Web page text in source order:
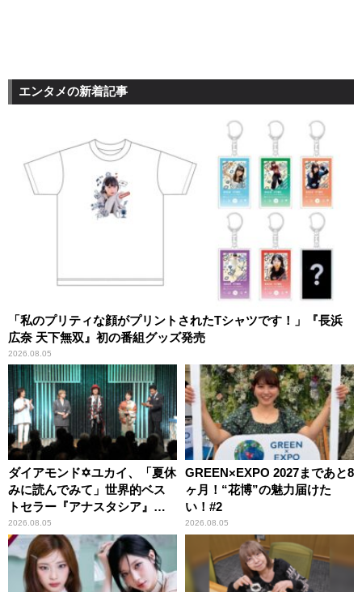
エンタメの新着記事
「私のプリティな顔がプリントされたTシャツです！」『長浜
広奈 天下無双』初の番組グッズ発売
2026.08.05
ダイアモンド✡ユカイ、「夏休
みに読んでみて」世界的ベス
トセラー『アナスタシア』を
紹介
2026.08.05
GREEN×EXPO 2027まであと8
ヶ月！“花博”の魅力届けた
い！#2
2026.08.05